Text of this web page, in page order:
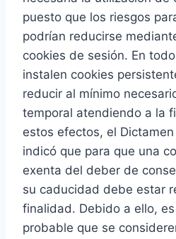
puesto que los riesgos
podrían reducirse
cookies de sesión. En
instalen cookies
reducir al mínimo
temporal atendiendo a la
estos efectos, el
indicó que para que una
exenta del deber de
su caducidad debe estar
finalidad. Debido a ello,
probable que se